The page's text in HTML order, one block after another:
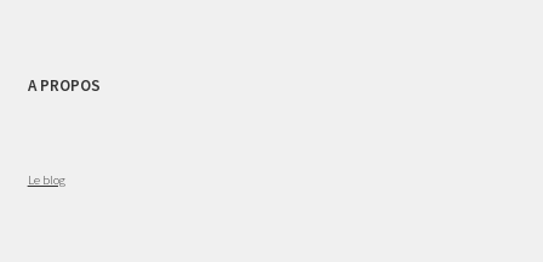
A PROPOS
Le blog